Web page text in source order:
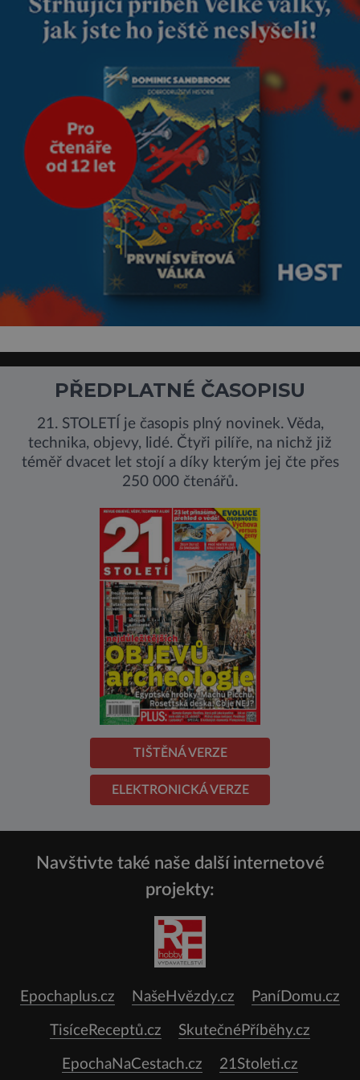
Manželství nám oběma moc
nesvědčilo, brzy jsme zjistili, že
PŘEDPLATNÉ ČASOPISU
21. STOLETÍ je časopis plný novinek. Věda,
technika, objevy, lidé. Čtyři pilíře, na nichž již
téměř dvacet let stojí a díky kterým jej čte přes
250 000 čtenářů.
TIŠTĚNÁ VERZE
ELEKTRONICKÁ VERZE
Navštivte také naše další internetové
projekty:
Epochaplus.cz NašeHvězdy.cz PaníDomu.cz
TisíceReceptů.cz SkutečnéPříběhy.cz
EpochaNaCestach.cz 21Stoleti.cz